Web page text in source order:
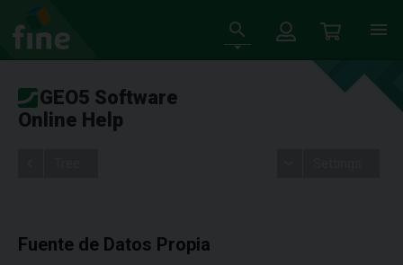
GEO5 Software
Online Help
Fuente de Datos Propia